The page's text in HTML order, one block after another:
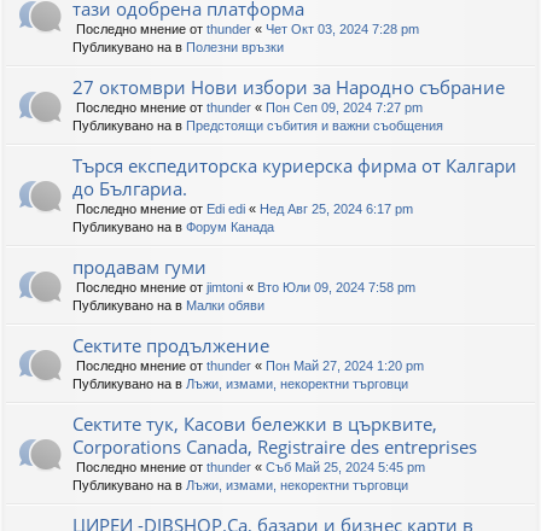
тази одобрена платформа
Последно мнение от thunder « Чет Окт 03, 2024 7:28 pm
Публикувано на в Полезни връзки
27 октомври Нови избори за Народно събрание
Последно мнение от thunder « Пон Сеп 09, 2024 7:27 pm
Публикувано на в Предстоящи събития и важни съобщения
Търся експедиторска куриерска фирма от Калгари
до Българиа.
Последно мнение от Edi edi « Нед Авг 25, 2024 6:17 pm
Публикувано на в Форум Канада
продавам гуми
Последно мнение от jimtoni « Вто Юли 09, 2024 7:58 pm
Публикувано на в Малки обяви
Сектите продължение
Последно мнение от thunder « Пон Май 27, 2024 1:20 pm
Публикувано на в Лъжи, измами, некоректни търговци
Сектите тук, Касови бележки в църквите,
Corporations Canada, Registraire des entreprises
Последно мнение от thunder « Съб Май 25, 2024 5:45 pm
Публикувано на в Лъжи, измами, некоректни търговци
ЦИРЕИ -DIBSHOP.Ca, базари и бизнес карти в